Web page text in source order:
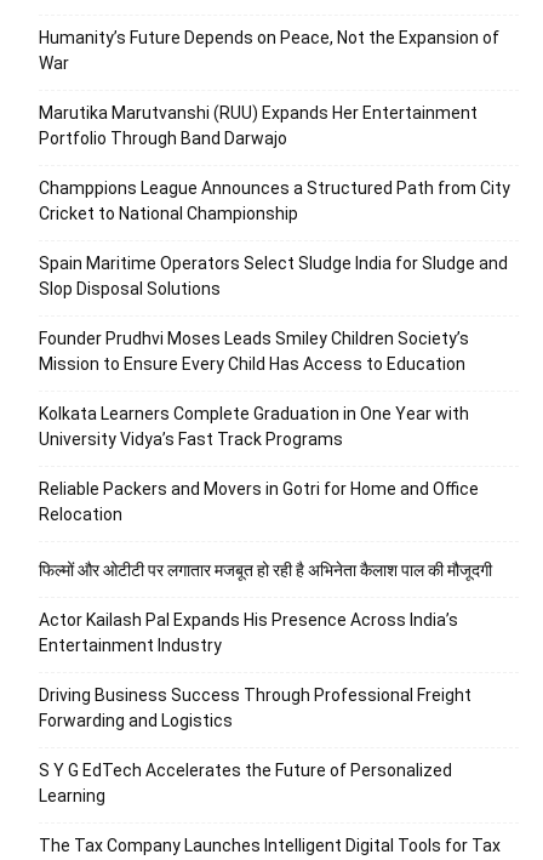
Humanity’s Future Depends on Peace, Not the Expansion of
War
Marutika Marutvanshi (RUU) Expands Her Entertainment
Portfolio Through Band Darwajo
Champpions League Announces a Structured Path from City
Cricket to National Championship
Spain Maritime Operators Select Sludge India for Sludge and
Slop Disposal Solutions
Founder Prudhvi Moses Leads Smiley Children Society’s
Mission to Ensure Every Child Has Access to Education
Kolkata Learners Complete Graduation in One Year with
University Vidya’s Fast Track Programs
Reliable Packers and Movers in Gotri for Home and Office
Relocation
फिल्मों और ओटीटी पर लगातार मजबूत हो रही है अभिनेता कैलाश पाल की मौजूदगी
Actor Kailash Pal Expands His Presence Across India’s
Entertainment Industry
Driving Business Success Through Professional Freight
Forwarding and Logistics
S Y G EdTech Accelerates the Future of Personalized
Learning
The Tax Company Launches Intelligent Digital Tools for Tax